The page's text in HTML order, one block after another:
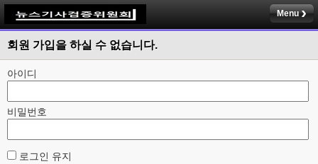
Menu
회원 가입을 하실 수 없습니다.
아이디
비밀번호
로그인 유지